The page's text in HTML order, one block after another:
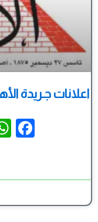
اعلانات جـريدة الأهرام